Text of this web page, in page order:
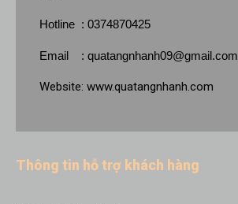
Hotline : 0374870425
Email : quatangnhanh09@gmail.com
Website: www.quatangnhanh.com
Thông tin hỗ trợ khách hàng